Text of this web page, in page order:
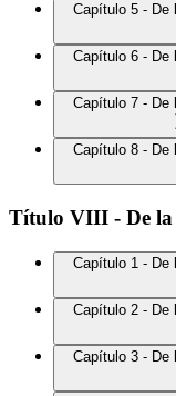
Capítulo 5 - De
Capítulo 6 - De
Capítulo 7 - De
Capítulo 8 - De
Título VIII - De
Capítulo 1 - De
Capítulo 2 - De
Capítulo 3 - De